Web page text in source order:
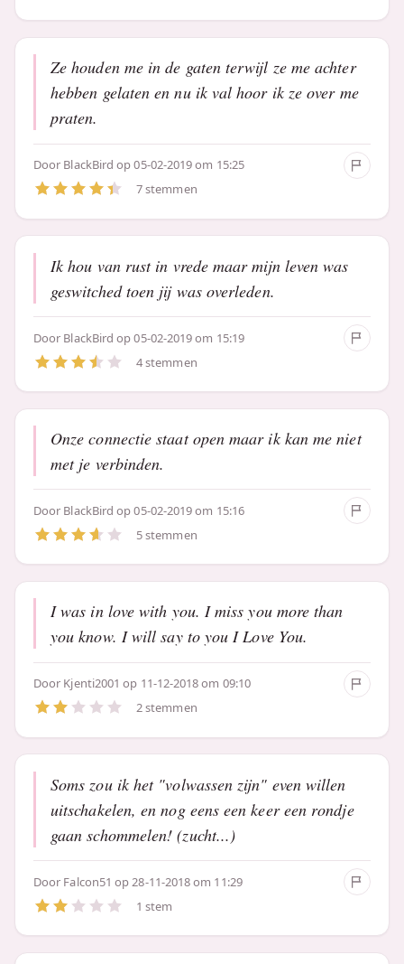
Ze houden me in de gaten terwijl ze me achter
hebben gelaten en nu ik val hoor ik ze over me
praten.
Door BlackBird op 05-02-2019 om 15:25
7 stemmen
Ik hou van rust in vrede maar mijn leven was
geswitched toen jij was overleden.
Door BlackBird op 05-02-2019 om 15:19
4 stemmen
Onze connectie staat open maar ik kan me niet
met je verbinden.
Door BlackBird op 05-02-2019 om 15:16
5 stemmen
I was in love with you. I miss you more than
you know. I will say to you I Love You.
Door Kjenti2001 op 11-12-2018 om 09:10
2 stemmen
Soms zou ik het "volwassen zijn" even willen
uitschakelen, en nog eens een keer een rondje
gaan schommelen! (zucht...)
Door Falcon51 op 28-11-2018 om 11:29
1 stem